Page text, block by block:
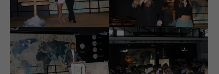
About us
Lorem ipsum dolor sit amet, consectetuer adipiscing
elit.
Aenean commodo ligula eget dolor. Aenean massa.